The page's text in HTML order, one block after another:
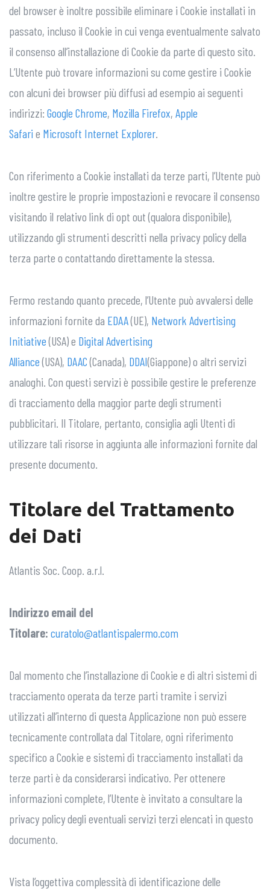
del browser è inoltre possibile eliminare i Cookie installati in
passato, incluso il Cookie in cui venga eventualmente salvato
il consenso all’installazione di Cookie da parte di questo sito.
L’Utente può trovare informazioni su come gestire i Cookie
con alcuni dei browser più diffusi ad esempio ai seguenti
indirizzi: Google Chrome, Mozilla Firefox, Apple
Safari e Microsoft Internet Explorer.
Con riferimento a Cookie installati da terze parti, l’Utente può
inoltre gestire le proprie impostazioni e revocare il consenso
visitando il relativo link di opt out (qualora disponibile),
utilizzando gli strumenti descritti nella privacy policy della
terza parte o contattando direttamente la stessa.
Fermo restando quanto precede, l’Utente può avvalersi delle
informazioni fornite da EDAA(UE), Network Advertising
Initiative(USA) e Digital Advertising
Alliance(USA), DAAC(Canada), DDAI(Giappone) o altri servizi
analoghi. Con questi servizi è possibile gestire le preferenze
di tracciamento della maggior parte degli strumenti
pubblicitari. Il Titolare, pertanto, consiglia agli Utenti di
utilizzare tali risorse in aggiunta alle informazioni fornite dal
presente documento.
Titolare del Trattamento
dei Dati
Atlantis Soc. Coop. a.r.l.
Indirizzo email del
Titolare: curatolo@atlantispalermo.com
Dal momento che l’installazione di Cookie e di altri sistemi di
tracciamento operata da terze parti tramite i servizi
utilizzati all’interno di questa Applicazione non può essere
tecnicamente controllata dal Titolare, ogni riferimento
specifico a Cookie e sistemi di tracciamento installati da
terze parti è da considerarsi indicativo. Per ottenere
informazioni complete, l’Utente è invitato a consultare la
privacy policy degli eventuali servizi terzi elencati in questo
documento.
Vista l’oggettiva complessità di identificazione delle